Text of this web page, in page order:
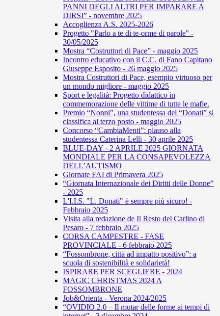
PANNI DEGLI ALTRI PER IMPARARE A
DIRSI” - novembre 2025
Accoglienza A.S. 2025-2026
Progetto "Parlo a te di te-orme di parole" -
30/05/2025
Mostra “Costruttori di Pace” - maggio 2025
Incontro educativo con il C.C. di Fano Capitano
Giuseppe Esposito - 26 maggio 2025
Mostra Costruttori di Pace, esempio virtuoso per
un mondo migliore - maggio 2025
Sport e legalità: Progetto didattico in
commemorazione delle vittime di tutte le mafie.
Premio “Nonni”, una studentessa del “Donati” si
classifica al terzo posto - maggio 2025
Concorso “CambiaMenti”: plauso alla
studentessa Caterina Lelli - 30 aprile 2025
BLUE-DAY - 2 APRILE 2025 GIORNATA
MONDIALE PER LA CONSAPEVOLEZZA
DELL’AUTISMO
Giornate FAI di Primavera 2025
“Giornata Internazionale dei Diritti delle Donne”
- 2025
L'I.I.S. "L. Donati" è sempre più sicuro! -
Febbraio 2025
Visita alla redazione de Il Resto del Carlino di
Pesaro - 7 febbraio 2025
CORSA CAMPESTRE - FASE
PROVINCIALE - 6 febbraio 2025
“Fossombrone, città ad impatto positivo”: a
scuola di sostenibilità e solidarietà!
ISPIRARE PER SCEGLIERE - 2024
MAGIC CHRISTMAS 2024 A
FOSSOMBRONE
Job&Orienta - Verona 2024/2025
“OVIDIO 2.0 – Il mutar delle forme ai tempi di